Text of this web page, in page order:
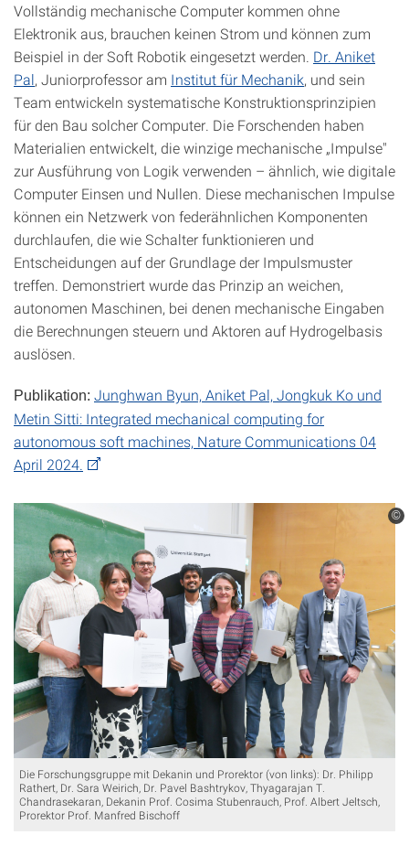
Vollständig mechanische Computer kommen ohne
Elektronik aus, brauchen keinen Strom und können zum
Beispiel in der Soft Robotik eingesetzt werden. Dr. Aniket
Pal, Juniorprofessor am Institut für Mechanik, und sein
Team entwickeln systematische Konstruktionsprinzipien
für den Bau solcher Computer. Die Forschenden haben
Materialien entwickelt, die winzige mechanische „Impulse"
zur Ausführung von Logik verwenden – ähnlich, wie digitale
Computer Einsen und Nullen. Diese mechanischen Impulse
können ein Netzwerk von federähnlichen Komponenten
durchlaufen, die wie Schalter funktionieren und
Entscheidungen auf der Grundlage der Impulsmuster
treffen. Demonstriert wurde das Prinzip an weichen,
autonomen Maschinen, bei denen mechanische Eingaben
die Berechnungen steuern und Aktoren auf Hydrogelbasis
auslösen.
Publikation: Junghwan Byun, Aniket Pal, Jongkuk Ko und
Metin Sitti: Integrated mechanical computing for
autonomous soft machines, Nature Communications 04
April 2024.
©
Die Forschungsgruppe mit Dekanin und Prorektor (von links): Dr. Philipp
Rathert, Dr. Sara Weirich, Dr. Pavel Bashtrykov, Thyagarajan T.
Chandrasekaran, Dekanin Prof. Cosima Stubenrauch, Prof. Albert Jeltsch,
Prorektor Prof. Manfred Bischoff